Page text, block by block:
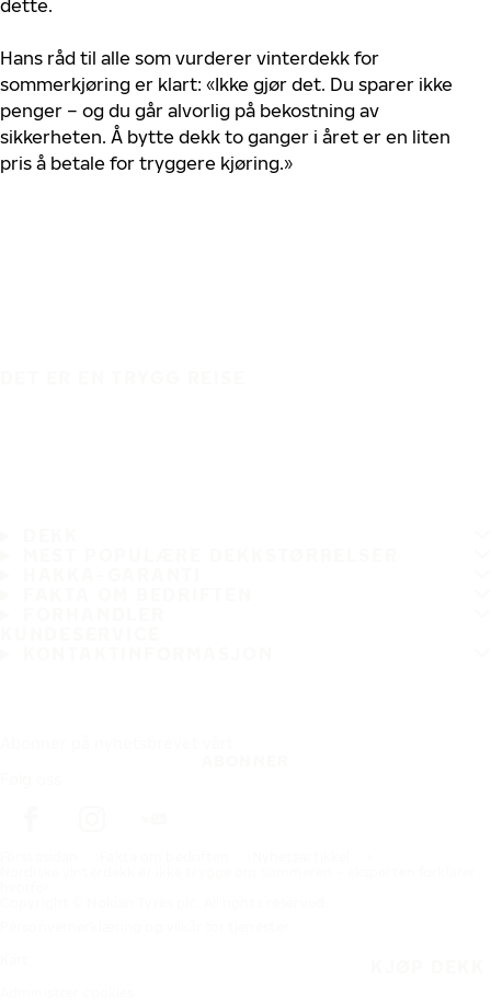
dette.
Hans råd til alle som vurderer vinterdekk for
sommerkjøring er klart: «Ikke gjør det. Du sparer ikke
penger – og du går alvorlig på bekostning av
sikkerheten. Å bytte dekk to ganger i året er en liten
pris å betale for tryggere kjøring.»